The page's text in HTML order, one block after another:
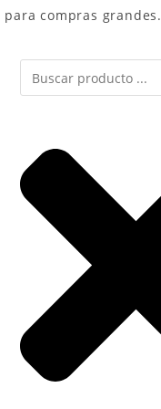
para compras grandes.